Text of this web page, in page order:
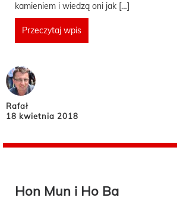
kamieniem i wiedzą oni jak […]
Przeczytaj wpis
Rafał
18 kwietnia 2018
Hon Mun i Ho Ba